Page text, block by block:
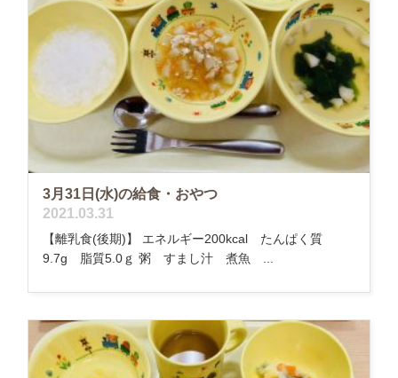
3月31日(水)の給食・おやつ
2021.03.31
【離乳食(後期)】 エネルギー200kcal たんぱく質
9.7g 脂質5.0ｇ 粥 すまし汁 煮魚 ...